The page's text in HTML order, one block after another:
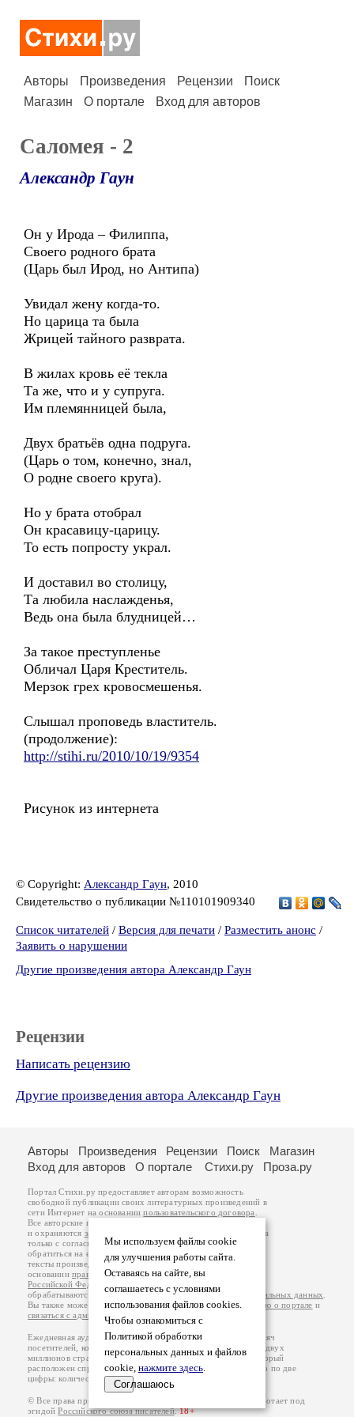
Авторы Произведения Рецензии
Поиск
Магазин
О портале Вход для авторов
Саломея - 2
Александр Гаун
Он у Ирода – Филиппа,
Своего родного брата
(Царь был Ирод, но Антипа)
Увидал жену когда-то.
Но царица та была
Жрицей тайного разврата.
В жилах кровь её текла
Та же, что и у супруга.
Им племянницей была,
Двух братьёв одна подруга.
(Царь о том, конечно, знал,
О родне своего круга).
Но у брата отобрал
Он красавицу-царицу.
То есть попросту украл.
И доставил во столицу,
Та любила наслажденья,
Ведь она была блудницей…
За такое преступленье
Обличал Царя Креститель.
Мерзок грех кровосмешенья.
Слышал проповедь властитель.
(продолжение):
http://stihi.ru/2010/10/19/9354
Рисунок из интернета
© Copyright: Александр Гаун, 2010
Свидетельство о публикации №110101909340
Список читателей / Версия для печати / Разместить анонс /
Заявить о нарушении
Другие произведения автора Александр Гаун
Рецензии
Написать рецензию
Другие произведения автора Александр Гаун
Мы используем файлы cookie
для улучшения работы сайта.
Оставаясь на сайте, вы
соглашаетесь с условиями
использования файлов cookies.
Чтобы ознакомиться с
Политикой обработки
персональных данных и файлов
cookie, нажмите здесь.
Соглашаюсь
Авторы Произведения Рецензии Поиск
Магазин
Вход для авторов
О портале Стихи.ру Проза.ру
Портал Стихи.ру предоставляет авторам возможность
свободной публикации своих литературных произведений в
сети Интернет на основаниипользовательского договора
Все авторские права на произведения принадлежат авторам
и охраняются законом
. Перепечатка произведений возможна
только с согласия его автора, к которому вы можете
обратиться на его авторской странице. Ответственность за
тексты произведений авторы несут самостоятельно на
основанииправил публикацииизаконодательства
Российской Федерации
обрабатываются на основанииПолитики обработки персональных данных
Вы также можете посмотреть более подробнуюинформацию о портале и
связаться с администрацией
Ежедневная аудитория портала Стихи.ру – порядка 200 тысяч
посетителей, которые в общей сумме просматривают более двух
миллионов страниц по данным счетчика посещаемости, который
расположен справа от этого текста. В каждой графе указано по две
цифры: количество просмотров и количество посетителей.
© Все права принадлежат авторам, 2000-2026. Портал работает под
эгидойРоссийского союза писателей.18+